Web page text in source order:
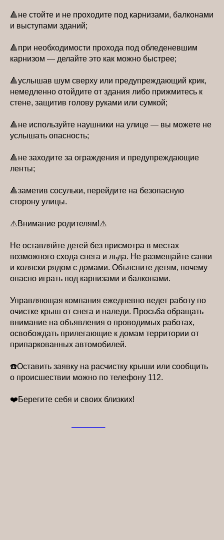
🔺не стойте и не проходите под карнизами, балконами
и выступами зданий;
🔺при необходимости прохода под обледеневшим
карнизом — делайте это как можно быстрее;
🔺услышав шум сверху или предупреждающий крик,
немедленно отойдите от здания либо прижмитесь к
стене, защитив голову руками или сумкой;
🔺не используйте наушники на улице — вы можете не
услышать опасность;
🔺не заходите за ограждения и предупреждающие
ленты;
🔺заметив сосульки, перейдите на безопасную
сторону улицы.
⚠️Внимание родителям!⚠️
Не оставляйте детей без присмотра в местах
возможного схода снега и льда. Не размещайте санки
и коляски рядом с домами. Объясните детям, почему
опасно играть под карнизами и балконами.
Управляющая компания ежедневно ведет работу по
очистке крыш от снега и наледи. Просьба обращать
внимание на объявления о проводимых работах,
освобождать прилегающие к домам территории от
припаркованных автомобилей.
☎️Оставить заявку на расчистку крыши или сообщить
о происшествии можно по телефону 112.
❤️Берегите себя и своих близких!